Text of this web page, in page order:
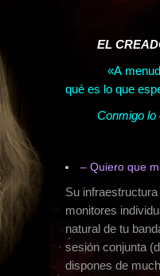
EL
«A
qué es lo que
Conmigo
– Quiero que
Su
monitores
natural de tu
sesión conjunta
dispones de